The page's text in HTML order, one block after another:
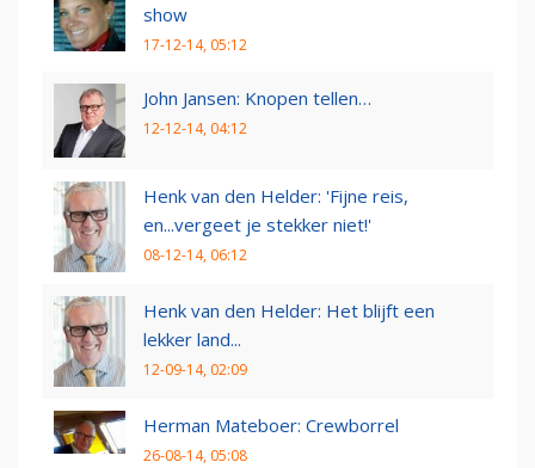
show
17-12-14, 05:12
John Jansen: Knopen tellen…
12-12-14, 04:12
Henk van den Helder: 'Fijne reis,
en...vergeet je stekker niet!'
08-12-14, 06:12
Henk van den Helder: Het blijft een
lekker land...
12-09-14, 02:09
Herman Mateboer: Crewborrel
26-08-14, 05:08